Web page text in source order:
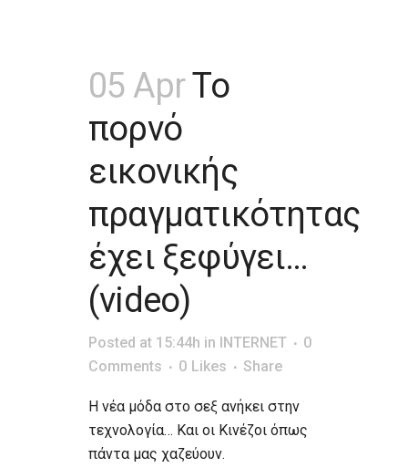
05 AprΤο
πορνό
εικονικής
πραγματικότητας
έχει ξεφύγει…
(video)
Posted at 15:44h in INTERNET
0
Comments
0 Likes Share
Η νέα μόδα στο σεξ ανήκει στην
τεχνολογία… Και οι Κινέζοι όπως
πάντα μας χαζεύουν.